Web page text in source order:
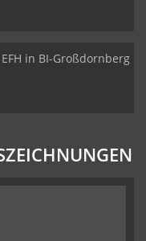
EFH in BI-Großdornberg